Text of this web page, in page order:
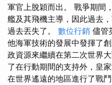
軍官上脫穎而出。 戰爭期間
艦及其飛機主導，因此過去
過去丟失了。 數位行銷 儘管
他海軍技術的發展中發揮了
政資源來繼續在第二次世界
了在行動期間的支持外，皇
在世界遙遠的地區進行了戰鬥